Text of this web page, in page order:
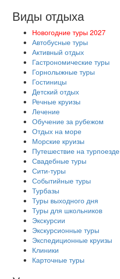
Виды отдыха
Новогодние туры 2027
Автобусные туры
Активный отдых
Гастрономические туры
Горнолыжные туры
Гостиницы
Детский отдых
Речные круизы
Лечение
Обучение за рубежом
Отдых на море
Морские круизы
Путешествие на турпоезде
Свадебные туры
Сити-туры
Событийные туры
Турбазы
Туры выходного дня
Туры для школьников
Экскурсии
Экскурсионные туры
Экспедиционные круизы
Клиники
Карточные туры